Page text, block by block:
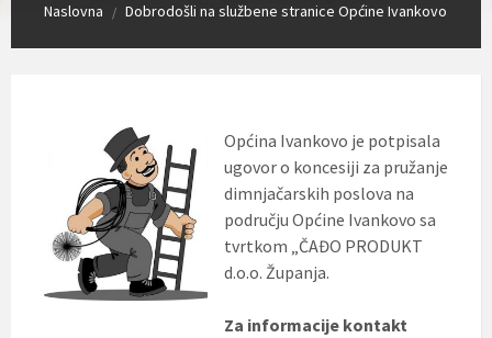
Naslovna / Dobrodošli na službene stranice Općine Ivankovo
Općina Ivankovo je potpisala
ugovor o koncesiji za pružanje
dimnjačarskih poslova na
području Općine Ivankovo sa
tvrtkom „ČAĐO PRODUKT
d.o.o. Županja.
Za informacije kontakt